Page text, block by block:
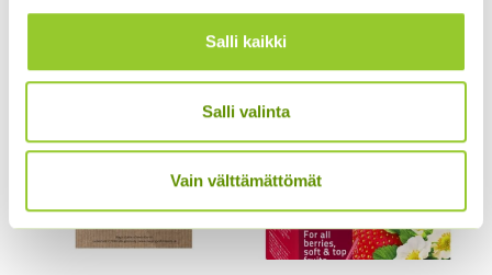
Salli kaikki
Salli valinta
Vain välttämättömät
ja antaa juurille ilmaa.